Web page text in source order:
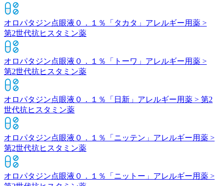
オロパタジン点眼液０．１％「タカタ」 アレルギー用薬 >
第2世代抗ヒスタミン薬
オロパタジン点眼液０．１％「トーワ」 アレルギー用薬 >
第2世代抗ヒスタミン薬
オロパタジン点眼液０．１％「日新」 アレルギー用薬 > 第2
世代抗ヒスタミン薬
オロパタジン点眼液０．１％「ニッテン」 アレルギー用薬 >
第2世代抗ヒスタミン薬
オロパタジン点眼液０．１％「ニットー」 アレルギー用薬 >